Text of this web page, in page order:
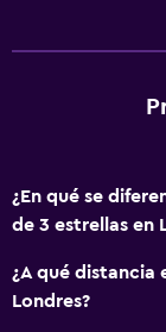
Habitación
Armario o clóset
¿En qué se
de 3 estrellas en
¿A qué distancia
Londres?